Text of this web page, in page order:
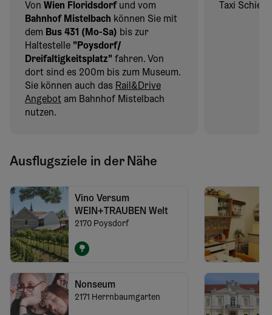
Von Wien Floridsdorf und vom
Bahnhof Mistelbach können Sie mit
dem Bus 431 (Mo-Sa) bis zur
Haltestelle "Poysdorf/
Dreifaltigkeitsplatz" fahren. Von
dort sind es 200m bis zum Museum.
Sie können auch das Rail&Drive
Angebot am Bahnhof Mistelbach
nutzen.
Taxi
Ausflugsziele in der Nähe
Vino Versum
WEIN+TRAUBEN Welt
2170 Poysdorf
Nonseum
2171 Herrnbaumgarten